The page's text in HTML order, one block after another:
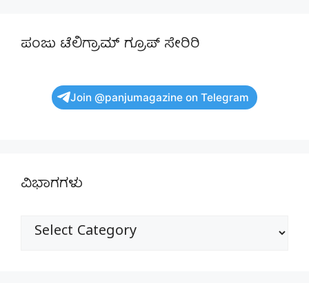
ಪಂಜು ಟೆಲಿಗ್ರಾಮ್ ಗ್ರೂಪ್ ಸೇರಿರಿ
Join @panjumagazine on Telegram
ವಿಭಾಗಗಳು
ವಿಭಾಗಗಳು